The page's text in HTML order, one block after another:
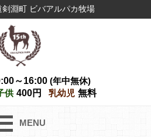
淵町 ビバアルパカ牧場
～16:00 (年中無休)
供 400円 乳幼児 無料
MENU